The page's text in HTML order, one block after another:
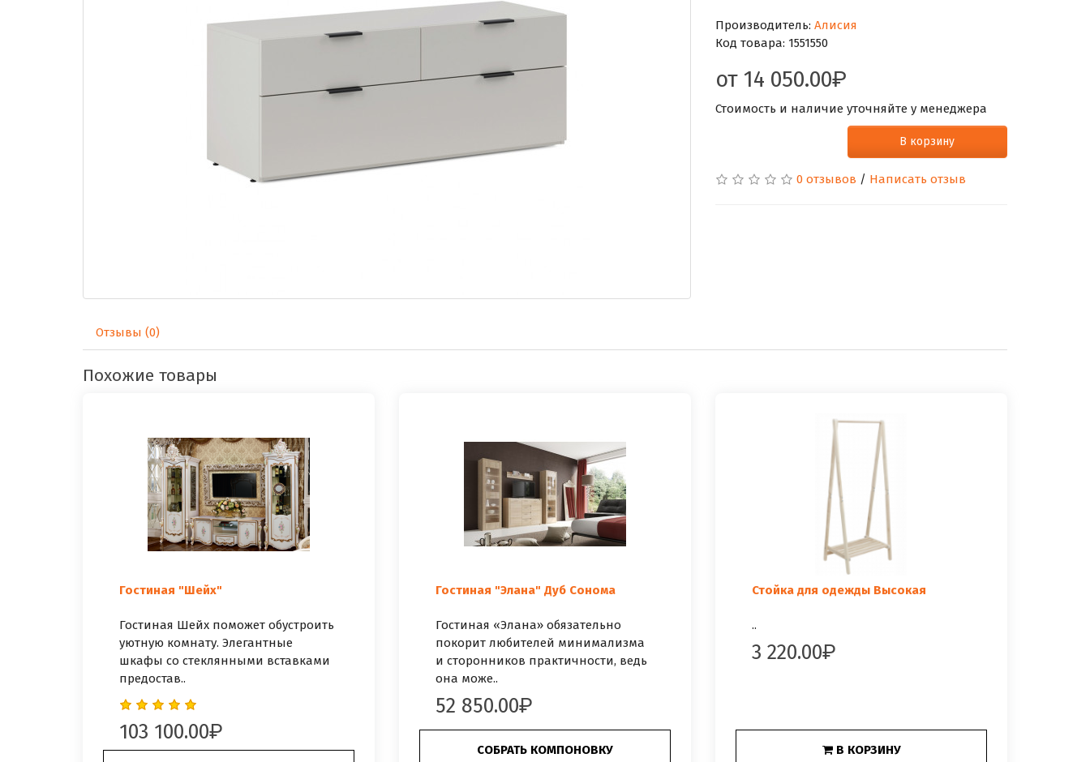
Производитель: Алисия
Код товара: 1551550
от 14 050.00
Стоимость и наличие уточняйте у менеджера
В корзину
0 отзывов / Написать отзыв
Отзывы (0)
Похожие товары
Гостиная "Шейх"
Гостиная Шейх поможет обустроить
уютную комнату. Элегантные
шкафы со стеклянными вставками
предостав..
103 100.00
Гостиная "Элана" Дуб Сонома
Гостиная «Элана» обязательно
покорит любителей минимализма
и сторонников практичности, ведь
она може..
52 850.00
СОБРАТЬ КОМПОНОВКУ
Стойка для одежды Высокая
..
3 220.00
В КОРЗИНУ